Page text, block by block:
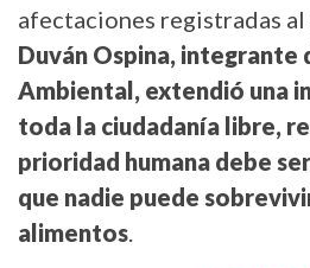
afectaciones registradas
Duván Ospina, integrante
Ambiental, extendió una
toda la ciudadanía libre,
prioridad humana debe
que nadie puede
alimentos.